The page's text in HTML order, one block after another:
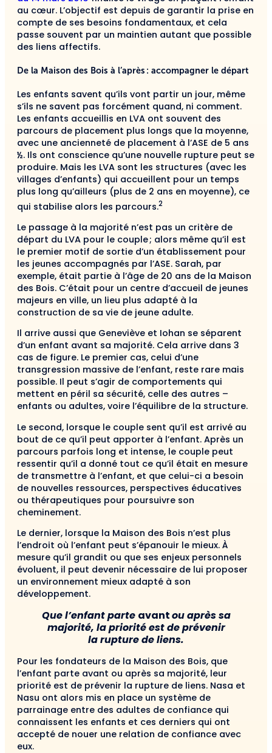
au cœur. L’objectif est depuis de garantir la prise en
compte de ses besoins fondamentaux, et cela
passe souvent par un maintien autant que possible
des liens affectifs.
De la Maison des Bois à l’après : accompagner le départ
Les enfants savent qu’ils vont partir un jour, même
s’ils ne savent pas forcément quand, ni comment.
Les enfants accueillis en LVA ont souvent des
parcours de placement plus longs que la moyenne,
avec une ancienneté de placement à l’ASE de 5 ans
½. Ils ont conscience qu’une nouvelle rupture peut se
produire. Mais les LVA sont les structures (avec les
villages d’enfants) qui accueillent pour un temps
plus long qu’ailleurs (plus de 2 ans en moyenne), ce
qui stabilise alors les parcours.2
Le passage à la majorité n’est pas un critère de
départ du LVA pour le couple ; alors même qu’il est
le premier motif de sortie d’un établissement pour
les jeunes accompagnés par l’ASE. Sarah, par
exemple, était partie à l’âge de 20 ans de la Maison
des Bois. C’était pour un centre d’accueil de jeunes
majeurs en ville, un lieu plus adapté à la
construction de sa vie de jeune adulte.
Il arrive aussi que Geneviève et Iohan se séparent
d’un enfant avant sa majorité. Cela arrive dans 3
cas de figure. Le premier cas, celui d’une
transgression massive de l’enfant, reste rare mais
possible. Il peut s’agir de comportements qui
mettent en péril sa sécurité, celle des autres –
enfants ou adultes, voire l’équilibre de la structure.
Le second, lorsque le couple sent qu’il est arrivé au
bout de ce qu’il peut apporter à l’enfant. Après un
parcours parfois long et intense, le couple peut
ressentir qu’il a donné tout ce qu’il était en mesure
de transmettre à l’enfant, et que celui-ci a besoin
de nouvelles ressources, perspectives éducatives
ou thérapeutiques pour poursuivre son
cheminement.
Le dernier, lorsque la Maison des Bois n’est plus
l’endroit où l’enfant peut s’épanouir le mieux. À
mesure qu’il grandit ou que ses enjeux personnels
évoluent, il peut devenir nécessaire de lui proposer
un environnement mieux adapté à son
développement.
Que l’enfant parte avantou après sa
majorité, la priorité est de prévenir
la rupture de liens.
Pour les fondateurs de la Maison des Bois, que
l’enfant parte avant ou après sa majorité, leur
priorité est de prévenir la rupture de liens. Nasa et
Nasu ont alors mis en place un système de
parrainage entre des adultes de confiance qui
connaissent les enfants et ces derniers qui ont
accepté de nouer une relation de confiance avec
eux.